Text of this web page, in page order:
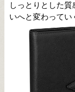
しっとりとした
いへと変わってい